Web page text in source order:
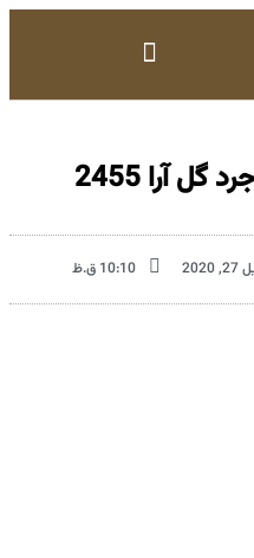
آرا 2455
10:10 ق.ظ